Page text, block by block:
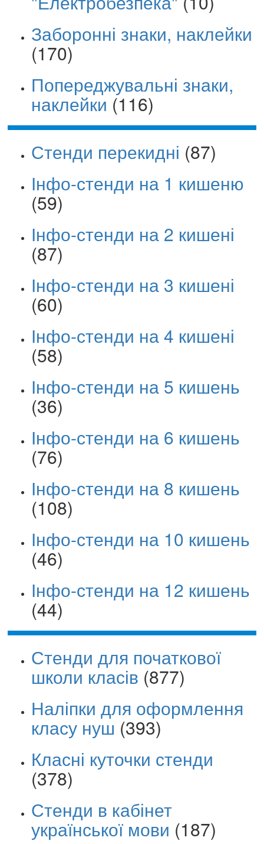
Заборонні знаки, наклейки
(170)
Попереджувальні знаки,
наклейки (116)
Стенди перекидні (87)
Інфо-стенди на 1 кишеню
(59)
Інфо-стенди на 2 кишені
(87)
Інфо-стенди на 3 кишені
(60)
Інфо-стенди на 4 кишені
(58)
Інфо-стенди на 5 кишень
(36)
Інфо-стенди на 6 кишень
(76)
Інфо-стенди на 8 кишень
(108)
Інфо-стенди на 10 кишень
(46)
Інфо-стенди на 12 кишень
(44)
Стенди для початкової
школи класів (877)
Наліпки для оформлення
класу нуш (393)
Класні куточки стенди
(378)
Стенди в кабінет
української мови (187)